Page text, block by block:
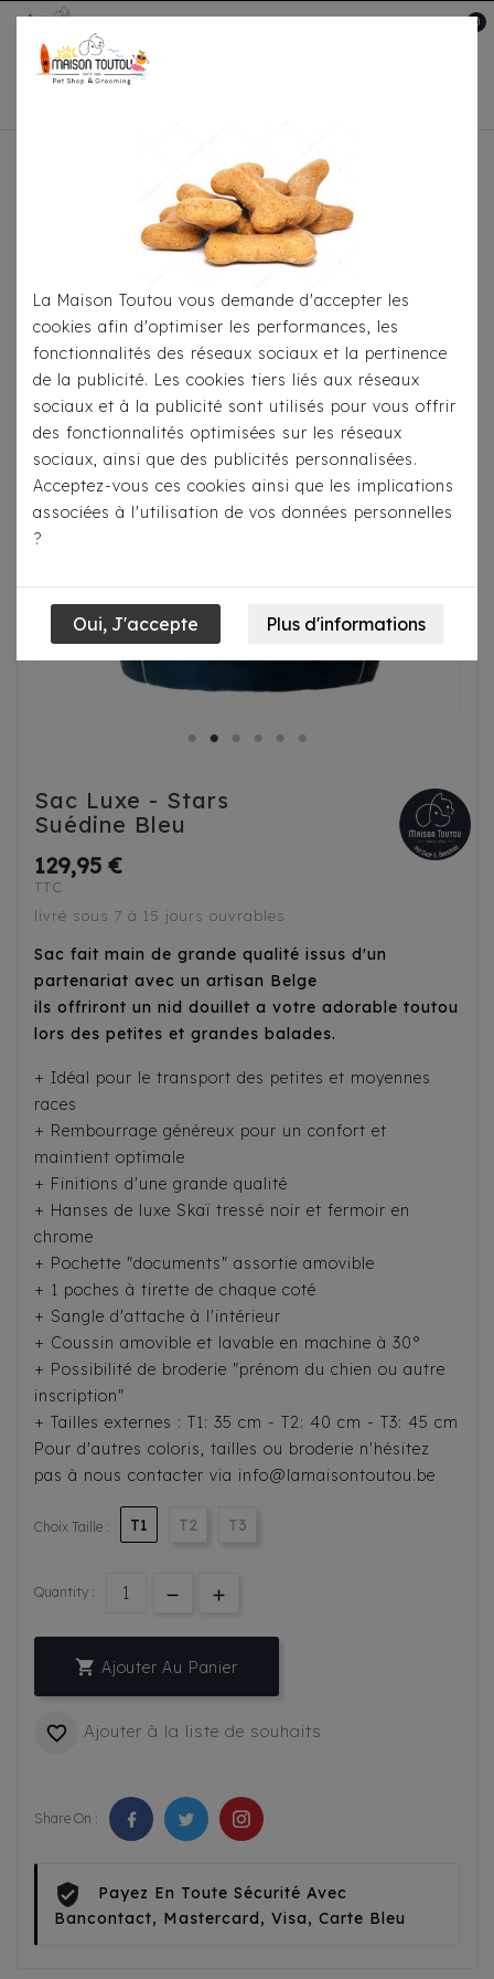
0
Toutou® Handmade Les Sacs
Luxe - Stars Suédine Bleu
Sac Luxe - Stars
Suédine Bleu
129,95 €
TTC
livré sous 7 à 15 jours ouvrables
Sac fait main de grande qualité issus d'un
partenariat avec un artisan Belge
ils offriront un nid douillet a votre adorable toutou
lors des petites et grandes balades.
+ Idéal pour le transport des petites et moyennes
races
+ Rembourrage généreux pour un confort et
maintient optimale
+ Finitions d'une grande qualité
+ Hanses de luxe Skaï tressé noir et fermoir en
chrome
+ Pochette "documents" assortie amovible
+ 1 poches à tirette de chaque coté
+ Sangle d'attache à l'intérieur
+ Coussin amovible et lavable en machine à 30°
+ Possibilité de broderie "prénom du chien ou autre
inscription"
+ Tailles externes : T1: 35 cm - T2: 40 cm - T3: 45 cm
Pour d'autres coloris, tailles ou broderie n'hésitez
pas à nous contacter via info@lamaisontoutou.be
Choix Taille : T1 T2 T3
Quantity :
 Ajouter Au Panier
 Ajouter à la liste de souhaits
Share On :
Payez En Toute Sécurité Avec
Bancontact, Mastercard, Visa, Carte Bleu
La Maison Toutou vous demande d'accepter les
cookies afin d'optimiser les performances, les
fonctionnalités des réseaux sociaux et la pertinence
de la publicité. Les cookies tiers liés aux réseaux
sociaux et à la publicité sont utilisés pour vous offrir
des fonctionnalités optimisées sur les réseaux
sociaux, ainsi que des publicités personnalisées.
Acceptez-vous ces cookies ainsi que les implications
associées à l'utilisation de vos données personnelles
?